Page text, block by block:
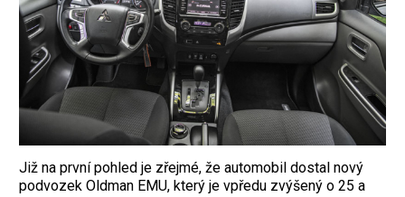
Již na první pohled je zřejmé, že automobil dostal nový
podvozek Oldman EMU, který je vpředu zvýšený o 25 a